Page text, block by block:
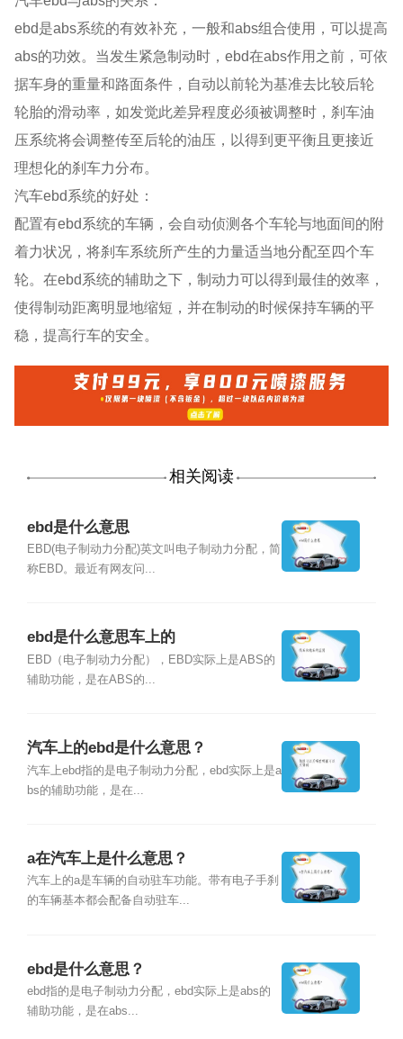
ebd是abs系统的有效补充，一般和abs组合使用，可以提高
abs的功效。当发生紧急制动时，ebd在abs作用之前，可依
据车身的重量和路面条件，自动以前轮为基准去比较后轮
轮胎的滑动率，如发觉此差异程度必须被调整时，刹车油
压系统将会调整传至后轮的油压，以得到更平衡且更接近
理想化的刹车力分布。
汽车ebd系统的好处：
配置有ebd系统的车辆，会自动侦测各个车轮与地面间的附
着力状况，将刹车系统所产生的力量适当地分配至四个车
轮。在ebd系统的辅助之下，制动力可以得到最佳的效率，
使得制动距离明显地缩短，并在制动的时候保持车辆的平
稳，提高行车的安全。
相关阅读
ebd是什么意思
EBD(电子制动力分配)英文叫电子制动力分配，简
称EBD。最近有网友问...
ebd是什么意思车上的
EBD（电子制动力分配），EBD实际上是ABS的
辅助功能，是在ABS的...
汽车上的ebd是什么意思？
汽车上ebd指的是电子制动力分配，ebd实际上是a
bs的辅助功能，是在...
a在汽车上是什么意思？
汽车上的a是车辆的自动驻车功能。带有电子手刹
的车辆基本都会配备自动驻车...
ebd是什么意思？
ebd指的是电子制动力分配，ebd实际上是abs的
辅助功能，是在abs...